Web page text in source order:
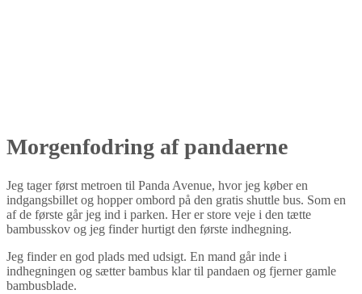
Morgenfodring af pandaerne
Jeg tager først metroen til Panda Avenue, hvor jeg køber en
indgangsbillet og hopper ombord på den gratis shuttle bus. Som en
af de første går jeg ind i parken. Her er store veje i den tætte
bambusskov og jeg finder hurtigt den første indhegning.
Jeg finder en god plads med udsigt. En mand går inde i
indhegningen og sætter bambus klar til pandaen og fjerner gamle
bambusblade.